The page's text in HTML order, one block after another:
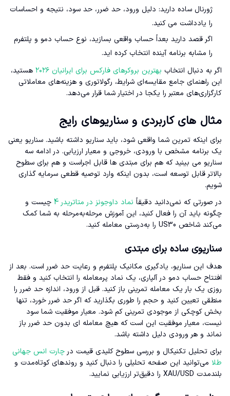
ژورنال ساده دارید: دلیل ورود، حد ضرر، حد سود، نتیجه و احساسات
را یادداشت می کنید.
اگر قصد دارید بعداً حساب واقعی بسازید، نوع حساب دمو و پلتفرم
را مشابه برنامه آینده انتخاب کرده اید.
اگر به دنبال انتخاب بهترین بروکرهای فارکس برای ایرانیان ۲۰۲۶
هستید،
این راهنمای جامع مقایسه‌ای شرایط، رگولاتوری و هزینه‌های معاملاتی
کارگزاری‌های معتبر را یکجا در اختیار شما قرار می‌دهد.
مثال های کاربردی و سناریوهای رایج
برای اینکه تمرین شما واقعی شود، باید سناریو داشته باشید. سناریو یعنی
یک برنامه مشخص با ورودی، خروجی و معیار ارزیابی. در ادامه سه
سناریو می بینید که هم برای مبتدی ها قابل اجراست و هم برای سطوح
بالاتر قابل توسعه است، بدون اینکه وارد توصیه قطعی سرمایه گذاری
شویم.
در صورتی که نمی‌دانید دقیقاً نماد داوجونز در متاتریدر 4
چیست و
چگونه باید آن را فعال کنید، این آموزش مرحله‌به‌مرحله به شما کمک
می‌کند شاخص US30 را به‌درستی معامله کنید.
سناریوی ساده برای مبتدی
هدف این سناریو، یادگیری مکانیک پلتفرم و رعایت حد ضرر است. بعد از
افتتاح حساب دمو در آلپاری، یک نماد پرمعامله را انتخاب کنید و فقط
روزی یک بار یک معامله تمرینی باز کنید. قبل از ورود، اندازه حد ضرر را
منطقی تعیین کنید و حجم را طوری بگذارید که اگر حد ضرر خورد، تنها
بخش کوچکی از موجودی تمرینی کم شود. معیار موفقیت شما سود
نیست، معیار موفقیت این است که هیچ معامله ای بدون حد ضرر باز
نماند و هر ورودی دلیل داشته باشد.
برای تحلیل تکنیکال و بررسی سطوح کلیدی قیمت در چارت انس جهانی
طلا می‌توانید این صفحه تحلیلی را دنبال کنید و روندهای کوتاه‌مدت و
بلندمدت XAU/USD را دقیق‌تر ارزیابی نمایید.